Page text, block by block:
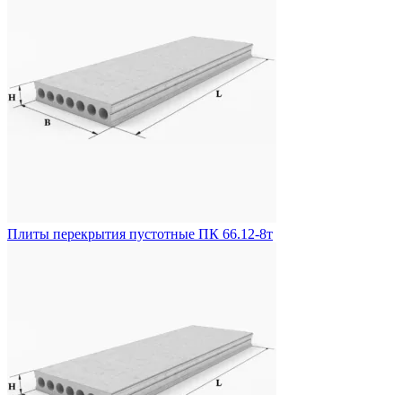
Плиты перекрытия пустотные ПК 66.12-8т